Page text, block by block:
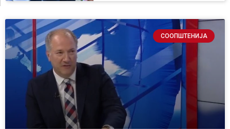
СООПШТЕНИЈА